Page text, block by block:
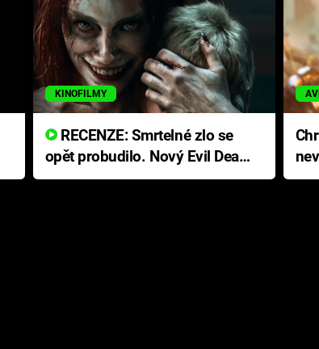
KINOFILMY
RECENZE: Smrtelné zlo se
opět probudilo. Nový Evil Dead
přichází s neodolatelnou